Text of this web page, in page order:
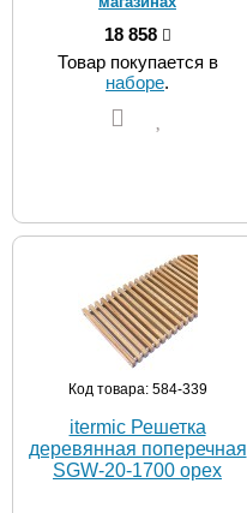
18 858
Товар покупается в
наборе.
Код товара: 584-339
itermic Решетка
деревянная поперечная
SGW-20-1700 орех